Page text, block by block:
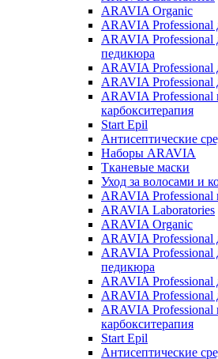
ARAVIA Organic
ARAVIA Professional
ARAVIA Professional
педикюра
ARAVIA Professional
ARAVIA Professional
ARAVIA Professional
карбокситерапия
Start Epil
Антисептические
Наборы ARAVIA
Тканевые маски
Уход за волосами и
ARAVIA Professional
ARAVIA Laboratories
ARAVIA Organic
ARAVIA Professional
ARAVIA Professional
педикюра
ARAVIA Professional
ARAVIA Professional
ARAVIA Professional
карбокситерапия
Start Epil
Антисептические